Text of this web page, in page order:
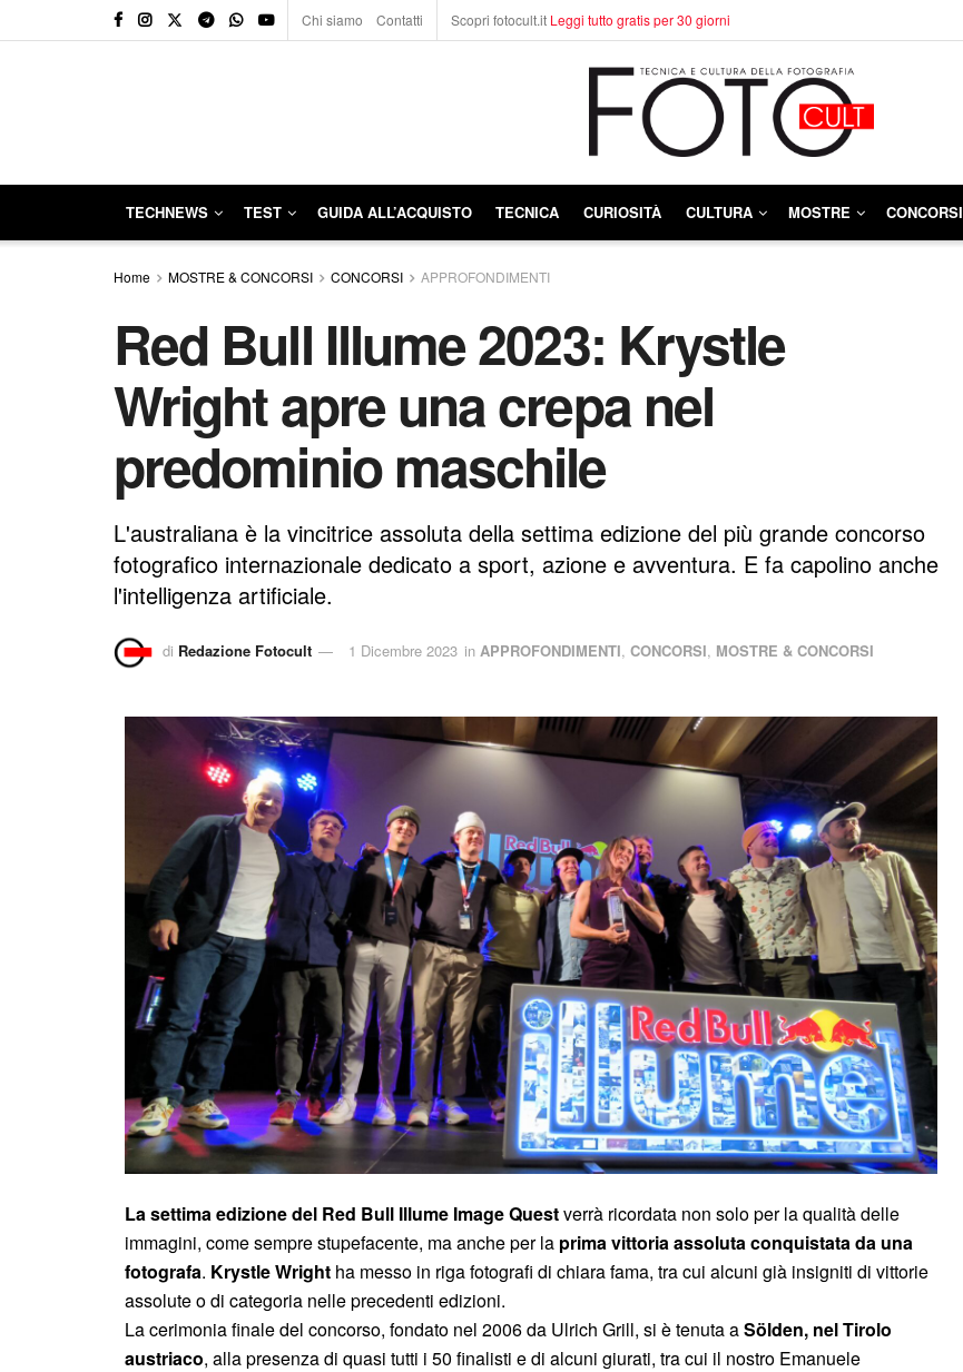
Chi siamo Contatti Scopri fotocult.it Leggi tutto gratis per 30 giorni
TECHNEWS TEST GUIDA ALL’ACQUISTO TECNICA CURIOSITÀ CULTURA MOSTRE CONCORSI
Home MOSTRE & CONCORSI CONCORSI APPROFONDIMENTI
Red Bull Illume 2023: Krystle
Wright apre una crepa nel
predominio maschile
L'australiana è la vincitrice assoluta della settima edizione del più grande concorso
fotografico internazionale dedicato a sport, azione e avventura. E fa capolino anche
l'intelligenza artificiale.
di Redazione Fotocult 1 Dicembre 2023 in APPROFONDIMENTI, CONCORSI, MOSTRE & CONCORSI
La settima edizione del Red Bull Illume Image Questverrà ricordata non solo per la qualità delle
immagini, come sempre stupefacente, ma anche per la prima vittoria assoluta conquistata da una
fotografa. Krystle Wright ha messo in riga fotografi di chiara fama, tra cui alcuni già insigniti di vittorie
assolute o di categoria nelle precedenti edizioni.
La cerimonia finale del concorso, fondato nel 2006 da Ulrich Grill, si è tenuta aSölden, nel Tirolo
austriaco, alla presenza di quasi tutti i 50 finalisti e di alcuni giurati, tra cui il nostro Emanuele